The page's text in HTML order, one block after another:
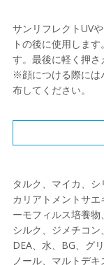
サンリフレクトUV
トの後に使用しま
す。最後に軽く押さ
※顔につける際には
布してください。
タルク、マイカ、
カリアトメントサ
ーモフィルス培養物
シルク、ジメチコ
DEA、水、BG、グ
ノール、マルトデ